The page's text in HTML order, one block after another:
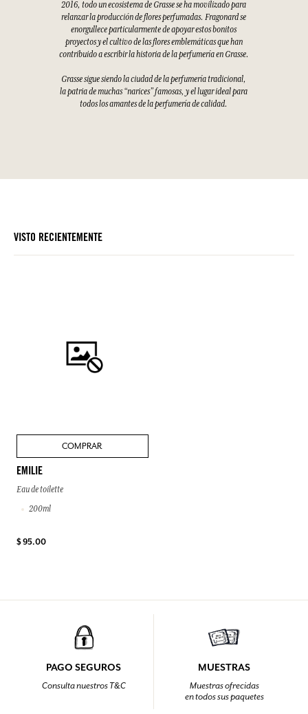
2016, todo un ecosistema de Grasse se ha movilizado para
relanzar la producción de flores perfumadas. Fragonard se
enorgullece particularmente de apoyar estos bonitos
proyectos y el cultivo de las flores emblemáticas que han
contribuido a escribir la historia de la perfumería en Grasse.
Grasse sigue siendo la ciudad de la perfumería tradicional,
la patria de muchas “narices” famosas, y el lugar ideal para
todos los amantes de la perfumería de calidad.
VISTO RECIENTEMENTE
COMPRAR
EMILIE
Eau de toilette
200ml
$ 95.00
PAGO SEGUROS
Consulta nuestros T&C
MUESTRAS
Muestras ofrecidas
en todos sus paquetes